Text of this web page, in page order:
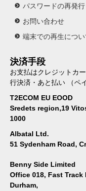
パスワードの再発行
お問い合わせ
端末での再生につい
決済手段
お支払はクレジットカ
行決済・あと払い （ペ
T2ECOM EU EOOD
Sredets region,19
1000
Albatal Ltd.
51 Sydenham Road,
Benny Side Limited
Office 018, Fast
Durham,